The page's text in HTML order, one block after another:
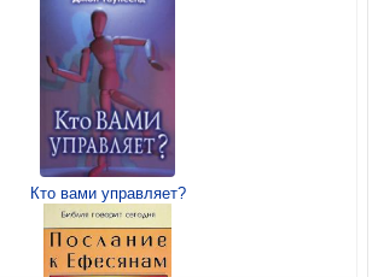
Кто вами управляет?